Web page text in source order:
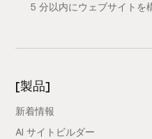
5 分以内にウェブサイトを
[製品]
新着情報
AI サイトビルダー